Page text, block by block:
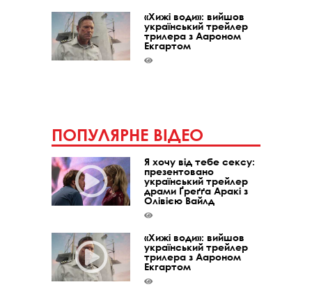
«Хижі води»: вийшов
український трейлер
трилера з Аароном
Екгартом
ПОПУЛЯРНЕ ВІДЕО
Я хочу від тебе сексу:
презентовано
український трейлер
драми Ґреґґа Аракі з
Олівією Вайлд
«Хижі води»: вийшов
український трейлер
трилера з Аароном
Екгартом